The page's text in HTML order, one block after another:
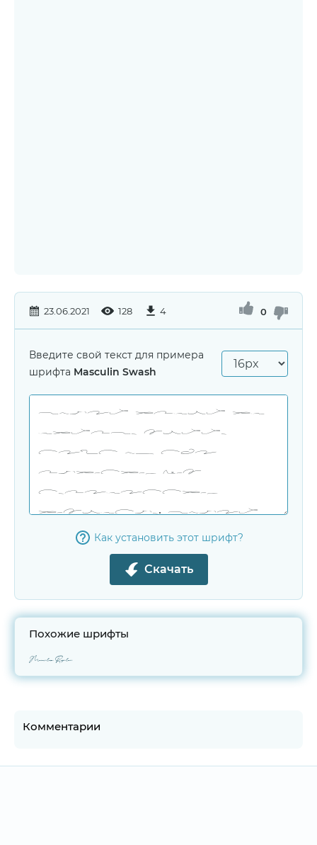
23.06.2021 128 4 0
Введите свой текст для примера
шрифта Masculin Swash
Как установить этот шрифт?
Скачать
Похожие шрифты
Masculin Regular
Комментарии